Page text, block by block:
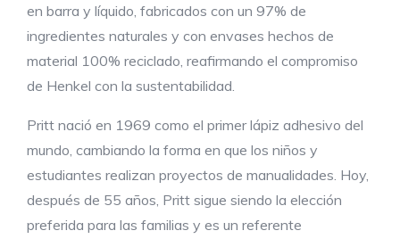
en barra y líquido, fabricados con un 97% de
ingredientes naturales y con envases hechos de
material 100% reciclado, reafirmando el compromiso
de Henkel con la sustentabilidad.
Pritt nació en 1969 como el primer lápiz adhesivo del
mundo, cambiando la forma en que los niños y
estudiantes realizan proyectos de manualidades. Hoy,
después de 55 años, Pritt sigue siendo la elección
preferida para las familias y es un referente